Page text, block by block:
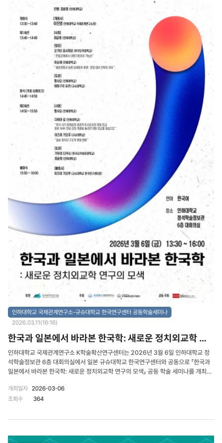
사를 통해 이번 국제학술회의가 양 기관 간 학술 교류를 확대하고, 동아시아의 지속 가
능한 협력과 상호 이해를 증진하는 계기가 되기를 기대한다고 밝혔다. 제1세션은
APU 대학교 사토 요이치로 교수의 사회로 진행되었으며, 한국학과 사회문화적 갈등,
역사 기억을 중심으로 발표와 토론이 이루어졌다. 인하대학교 국제관계연구소 이진영
소장은 「Beyond Area Studies: Reconstructing Global Korean Studies
through Social Science Perspectives」를 주제로 발표하며, 기존 지역연구의 틀
을 넘어 사회과학적 관점에서 글로벌 한국학을 재구성할 필요성을 제기하였다. 또한
현장에 있는 교수, 학생들에게 센터가 제작한 K-MOOC 강좌와 K-학술확산활동에 대
해 홍보 및 확산하였다. 이어 APU 대학교 허승훈 에밀리아 교수는 「Aesthetic
Exploration of Reconciliation Narratives in International Relations (IR) : A
Pedagogical Reflection」을 주제로 국제관계학(IR), 특히 국가 간의 화해 이슈에
관한 내러티브의 중요성에 주목하며, 이를 미학적 관점으로 분석하였다. 또한 APU 대
학교 천칭창 교수와 도 응우옌 탄 냔 학생은 「Set aside, Erased, and Forgotten:
Underrecognized Victimhood and the Marginalization of Zainichi Korean
Hibakusha in Japan’s Nuclear Narratives」를 주제로 일본의 핵 담론 속에서 재
일 한국인 피폭자의 피해 경험이 주변화되어 온 과정을 검토하였다. 각 발표 이후에는
APU 대학교 가세다 요시노리 교수와 오스카 A. 고메즈 교수, 인하대학교 국제관계연
구소 다하라 료 연구원이 토론에 참여하여 발표 내용에 대한 다양한 학문적 의견을 제
시하였다. 이어진 제2세션은 APU 대학교 가세다 요시노리 교수의 사회로 진행되었
으며, 국제정치경제, 탈탄소 외교, 아시아 기억 정치 등을 중심으로 논의가 이어졌다.
인하대학교 정치외교학과 정재환 교수는 「The Trump Administration’s Pursuit
of Weak-Dollar Hegemony and the Reform of the International Monetary
System」을 주제로 트럼프 행정부의 약달러 패권 추구와 국제통화체제 개혁 문제를
분석하였다. APU 대학교 요시마츠 히데타카 교수는 「Japan’s diplomacy for
decarbonization: State developmentalism and institutional capacity」를
주제로 일본의 탈탄소 외교와 국가 발전주의, 제도적 역량의 관계를 설명하였다. 또한
중국문화대학교 최세훈 교수는 「A Contested Site, Multiple Memories: The
Taichung Incident and Inter-Asian Memory Politics」를 주제로 타이중 사건을
둘러싼 복수의 기억과 아시아 지역 내 기억 정치의 의미를 고찰하였다. 발표 이후에는
리츠메이칸 아시아태평양대학교 사토 요이치로 교수, 인하대학교 국제관계연구소 이
승재 연구교수, APU 대학교 잇카타이 가쓰야 교수가 토론자로 참여하여 발표 주제에
대한 심도있는 논의를 진행하였다. 폐회식에서는 인하대학교 국제관계연구소 이진영
소장과 APU 대학교 가세다 요시노리 교수가 폐회사를 통해 이번 국제학술회의의 성
과를 평가하고, 향후 양 기관 간 지속적인 학술 교류와 공동 연구 확대에 대한 기대를
밝혔다. 이번 국제학술회의는 한국과 일본의 연구자들이 한일관계와 동아시아 국제
질서를 둘러싼 주요 쟁점을 다층적으로 논의한 의미있는 자리였다. 특히 정치경제, 탈
폭넓은 국제적 맥락에서 조망하고, 동아시아의 평화와 협력을 위한 새로운 연구 의제
를 모색했다는 점에서 의의를 갖는다. 이번 행사는 인하대학교 국제관계연구소 K학
술확산연구센터와 APU 대학교가 공동으로 주최하였으며, 한국학중앙연구원의 지원
인하대학교 국제관계연구소-규슈대학교 한국연구센터 공동학술세미나
2026.03.11(16:16)
한국과 일본에서 바라본 한국학: 새로운 정치외교학 연구의 모색
인하대학교 국제관계연구소 K학술확산연구센터는 2026년 3월 6일 인하대학교 정
석학술정보관 6층 대회의실에서 일본 규슈대학교 한국연구센터와 공동으로 「한국과
일본에서 바라본 한국학: 새로운 정치외교학 연구의 모색」 공동 학술 세미나를 개최하
며, 한국학 연구를 둘러싼 다양한 시각을 공유하고 정치외교학적 관점에서 새로운 연
구 방향을 모색하기 위해 개최되었다. 인하대학교 국제관계연구소 이진영 소장이 개
이번 공동 세미나가 한일 양국 연구자 간 학문적 교류를 확대하고 한국학 연구의 발전
자들이 참여하여 한일관계와 동아시아 정치, 국가 정체성, 일본 정치의 변화 등 다양한
개최일자 2026-03-06
조회수
364